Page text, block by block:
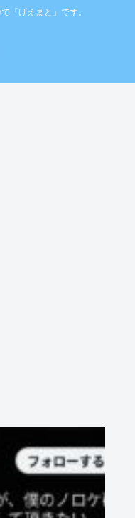
「げえまと」です。